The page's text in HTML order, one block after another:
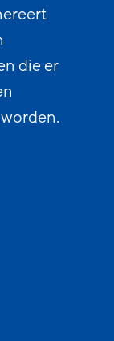
die er